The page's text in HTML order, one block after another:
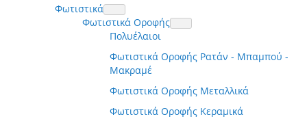
Φωτιστικά
Φωτιστικά Οροφής
Πολυέλαιοι
Φωτιστικά Οροφής Ρατάν - Μπαμπού -
Μακραμέ
Φωτιστικά Οροφής Μεταλλικά
Φωτιστικά Οροφής Κεραμικά